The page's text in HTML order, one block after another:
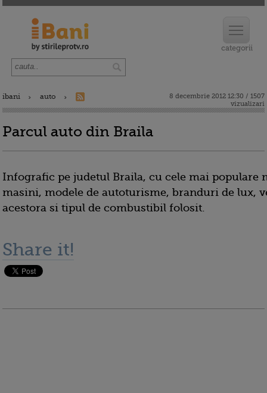
ibani auto
8 decembrie 2012 12:30 / 1507
vizualizari
Parcul auto din Braila
Infografic pe judetul Braila, cu cele mai populare
masini, modele de autoturisme, branduri de lux,
acestora si tipul de combustibil folosit.
Share it!